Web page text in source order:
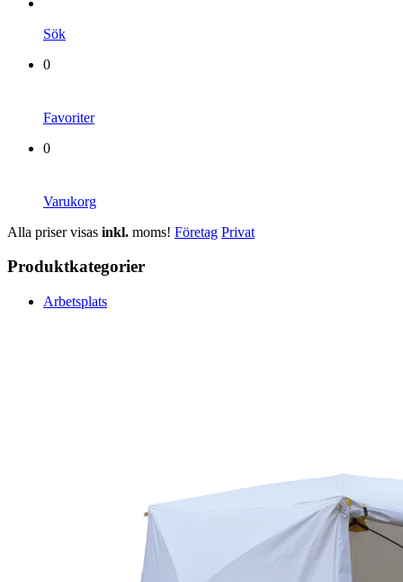
Sök
0
Favoriter
0
Varukorg
Alla priser visas inkl. moms! Företag Privat
Produktkategorier
Arbetsplats